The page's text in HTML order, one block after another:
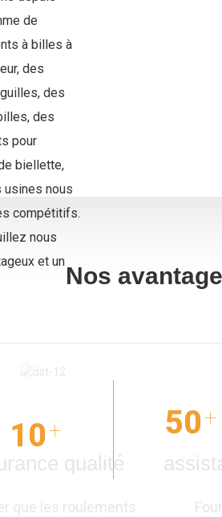
de
à billes à
des
des
des
pour
biellette,
nous
compétitifs.
nous
et un
10+ 50+
Nos
qualité
que les roulements